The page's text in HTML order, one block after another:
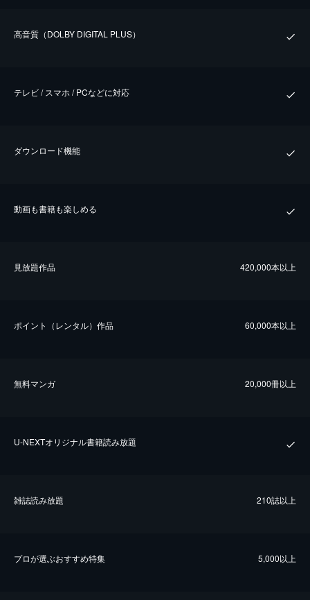
⾼⾳質（DOLBY DIGITAL PLUS）
テレビ / スマホ / PCなどに対応
ダウンロード機能
動画も書籍も楽しめる
⾒放題作品 420,000本以上
ポイント（レンタル）作品 60,000本以上
無料マンガ 20,000冊以上
U-NEXTオリジナル書籍読み放題
雑誌読み放題 210誌以上
プロが選ぶおすすめ特集 5,000以上